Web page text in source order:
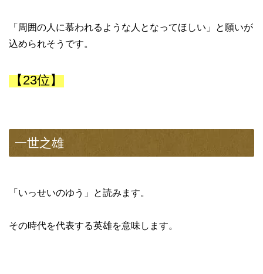
「周囲の人に慕われるような人となってほしい」と願いが
込められそうです。
【23位】
一世之雄
「いっせいのゆう」と読みます。
その時代を代表する英雄を意味します。